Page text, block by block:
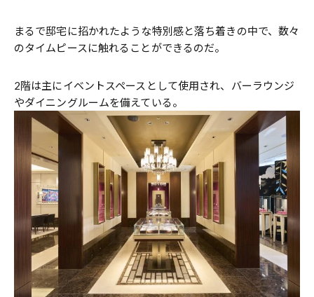
まるで邸宅に招かれたような特別感と落ち着きの中で、数々
のタイムピースに触れることができるのだ。
2階は主にイベントスペースとして使用され、バーラウンジ
やダイニングルームを備えている。